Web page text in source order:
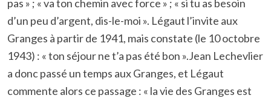
pas » ; « va ton chemin avec force » ; « si tu as besoin
d’un peu d’argent, dis-le-moi ». Légaut l’invite aux
Granges à partir de 1941, mais constate (le 10 octobre
1943) : « ton séjour ne t’a pas été bon ».Jean Lechevlier
a donc passé un temps aux Granges, et Légaut
commente alors ce passage : « la vie des Granges est